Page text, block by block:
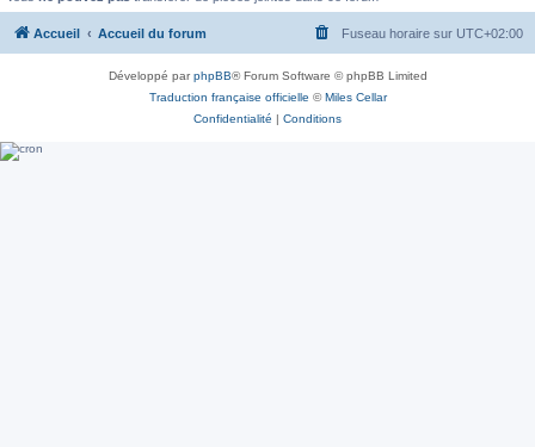
Accueil Accueil du forum Fuseau horaire sur UTC+02:00
Développé parphpBB® Forum Software © phpBB Limited
Traduction française officielle ©Miles Cellar
Confidentialité | Conditions